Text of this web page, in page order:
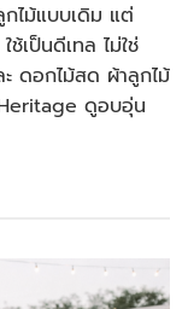
ไม้แบบเดิม แต่
ช้เป็นดีเทล ไม่ใช่
ดอกไม้สด ผ้าลูกไม้
ดูอบอุ่น